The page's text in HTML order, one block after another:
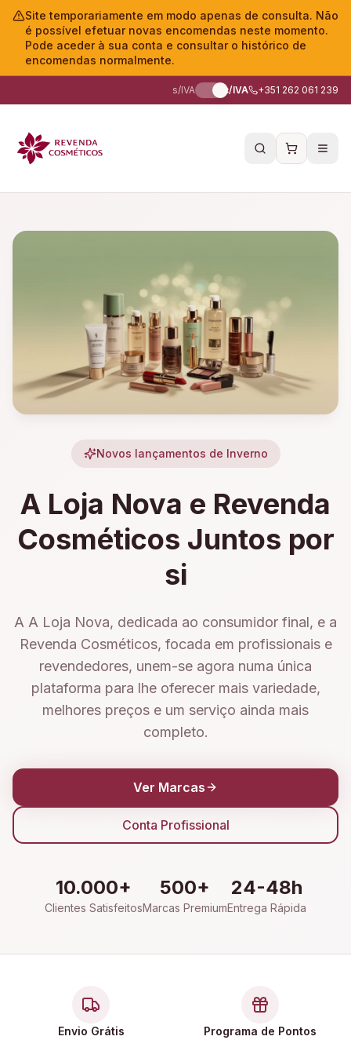
Site temporariamente em modo apenas de consulta. Não
é possível efetuar novas encomendas neste momento.
Pode aceder à sua conta e consultar o histórico de
encomendas normalmente.
s/IVA c/IVA +351 262 061 239
Novos lançamentos de Inverno
A Loja Nova e Revenda
Cosméticos Juntos por
si
A A Loja Nova, dedicada ao consumidor final, e a
Revenda Cosméticos, focada em profissionais e
revendedores, unem-se agora numa única
plataforma para lhe oferecer mais variedade,
melhores preços e um serviço ainda mais
completo.
Ver Marcas
Conta Profissional
10.000+
Clientes Satisfeitos
500+
Marcas Premium
24-48h
Entrega Rápida
Envio Grátis Programa de Pontos